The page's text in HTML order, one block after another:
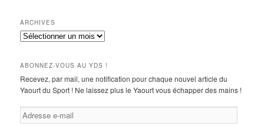
ARCHIVES
Archives
ABONNEZ-VOUS AU YDS !
Recevez, par mail, une notification pour chaque nouvel article du
Yaourt du Sport ! Ne laissez plus le Yaourt vous échapper des mains !
Adresse
e-